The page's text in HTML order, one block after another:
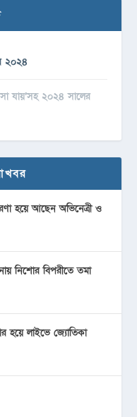
২০২৪
যায়’সহ ২০২৪ সালের
হয়ে আছেন অভিনেত্রী ও
নিশোর বিপরীতে তমা
হয়ে লাইভে জ্যোতিকা